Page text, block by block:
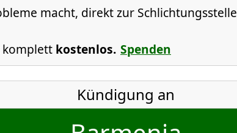
macht, direkt zur Schlichtungsstelle
komplett kostenlos. Spenden
Kündigung an